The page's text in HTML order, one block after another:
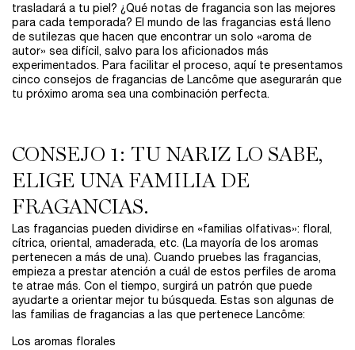
trasladará a tu piel? ¿Qué notas de fragancia son las mejores
para cada temporada? El mundo de las fragancias está lleno
de sutilezas que hacen que encontrar un solo «aroma de
autor» sea difícil, salvo para los aficionados más
experimentados. Para facilitar el proceso, aquí te presentamos
cinco consejos de fragancias de Lancôme que asegurarán que
tu próximo aroma sea una combinación perfecta.
CONSEJO 1: TU NARIZ LO SABE,
ELIGE UNA FAMILIA DE
FRAGANCIAS.
Las fragancias pueden dividirse en «familias olfativas»: floral,
cítrica, oriental, amaderada, etc. (La mayoría de los aromas
pertenecen a más de una). Cuando pruebes las fragancias,
empieza a prestar atención a cuál de estos perfiles de aroma
te atrae más. Con el tiempo, surgirá un patrón que puede
ayudarte a orientar mejor tu búsqueda. Estas son algunas de
las familias de fragancias a las que pertenece Lancôme:
Los aromas florales